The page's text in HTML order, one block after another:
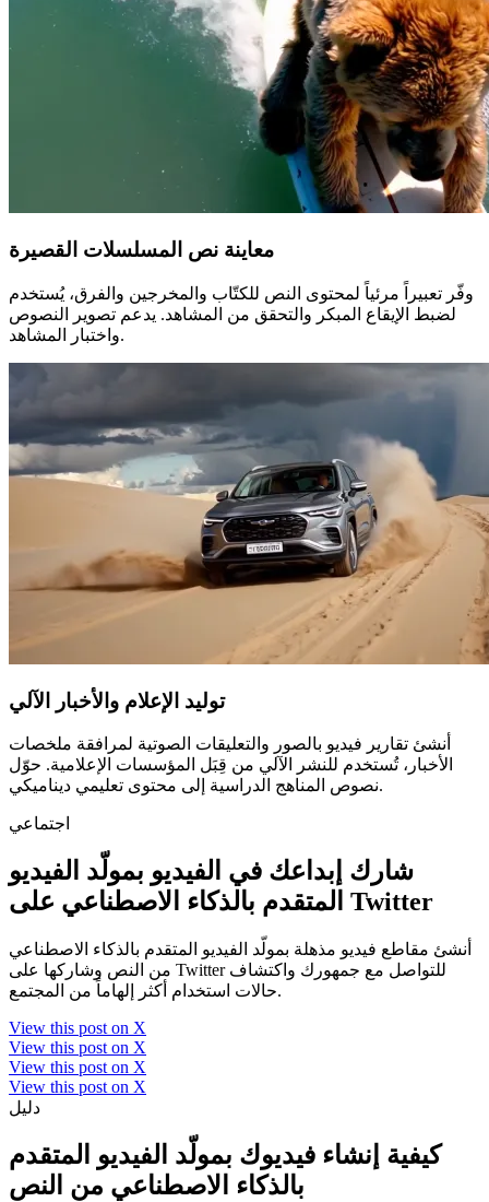
معاينة نص المسلسلات القصيرة
وفّر تعبيراً مرئياً لمحتوى النص للكتّاب والمخرجين والفرق، يُستخدم
لضبط الإيقاع المبكر والتحقق من المشاهد. يدعم تصوير النصوص
واختبار المشاهد.
توليد الإعلام والأخبار الآلي
أنشئ تقارير فيديو بالصور والتعليقات الصوتية لمرافقة ملخصات
الأخبار، تُستخدم للنشر الآلي من قِبَل المؤسسات الإعلامية. حوّل
نصوص المناهج الدراسية إلى محتوى تعليمي ديناميكي.
اجتماعي
شارك إبداعك في الفيديو بمولّد الفيديو
المتقدم بالذكاء الاصطناعي على Twitter
أنشئ مقاطع فيديو مذهلة بمولّد الفيديو المتقدم بالذكاء الاصطناعي
من النص وشاركها على Twitter للتواصل مع جمهورك واكتشاف
حالات استخدام أكثر إلهاماً من المجتمع.
View this post on X
View this post on X
View this post on X
View this post on X
دليل
كيفية إنشاء فيديوك بمولّد الفيديو المتقدم
بالذكاء الاصطناعي من النص